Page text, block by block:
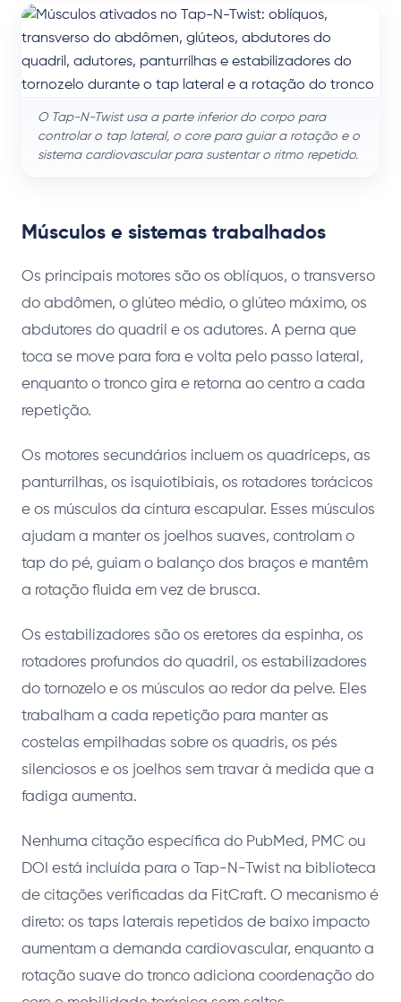
O Tap-N-Twist usa a parte inferior do corpo para
controlar o tap lateral, o core para guiar a rotação e o
sistema cardiovascular para sustentar o ritmo repetido.
Músculos e sistemas trabalhados
Os principais motores são os oblíquos, o transverso
do abdômen, o glúteo médio, o glúteo máximo, os
abdutores do quadril e os adutores. A perna que
toca se move para fora e volta pelo passo lateral,
enquanto o tronco gira e retorna ao centro a cada
repetição.
Os motores secundários incluem os quadríceps, as
panturrilhas, os isquiotibiais, os rotadores torácicos
e os músculos da cintura escapular. Esses músculos
ajudam a manter os joelhos suaves, controlam o
tap do pé, guiam o balanço dos braços e mantêm
a rotação fluida em vez de brusca.
Os estabilizadores são os eretores da espinha, os
rotadores profundos do quadril, os estabilizadores
do tornozelo e os músculos ao redor da pelve. Eles
trabalham a cada repetição para manter as
costelas empilhadas sobre os quadris, os pés
silenciosos e os joelhos sem travar à medida que a
fadiga aumenta.
Nenhuma citação específica do PubMed, PMC ou
DOI está incluída para o Tap-N-Twist na biblioteca
de citações verificadas da FitCraft. O mecanismo é
direto: os taps laterais repetidos de baixo impacto
aumentam a demanda cardiovascular, enquanto a
rotação suave do tronco adiciona coordenação do